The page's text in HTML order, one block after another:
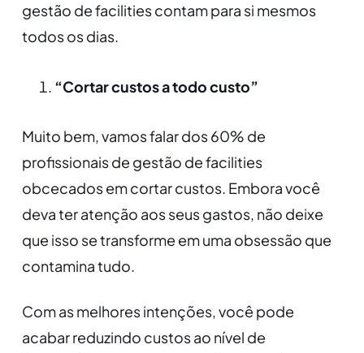
gestão de facilities contam para si mesmos
todos os dias.
“Cortar custos a todo custo”
Muito bem, vamos falar dos 60% de
profissionais de gestão de facilities
obcecados em cortar custos. Embora você
deva ter atenção aos seus gastos, não deixe
que isso se transforme em uma obsessão que
contamina tudo.
Com as melhores intenções, você pode
acabar reduzindo custos ao nível de